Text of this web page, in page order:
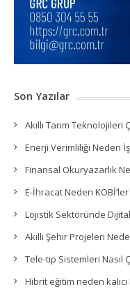
Son Yazılar
Akıllı Tarım Teknolojileri
Enerji Verimliliği Neden
Finansal Okuryazarlık
E-İhracat Neden KOBİ’ler
Lojistik Sektöründe
Akıllı Şehir Projeleri
Tele-tıp Sistemleri Nasıl
Hibrit eğitim neden